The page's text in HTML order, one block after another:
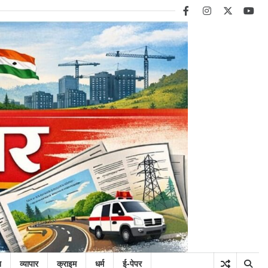
facebookinstagram
twitter
व्यापार क्राइम धर्म ई-पेपर